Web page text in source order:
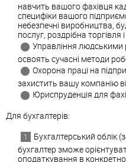
навчить вашого фахівця
специфіки вашого
небезпечні виробництва,
послуг, роздрібна торгівля
Управління
освоять сучасні методи
Охорона праці на
захистить вашу компанію
Юриспруденція для
Для бухгалтерів:
Бухгалтерський облік
бухгалтер зможе
оподаткування в